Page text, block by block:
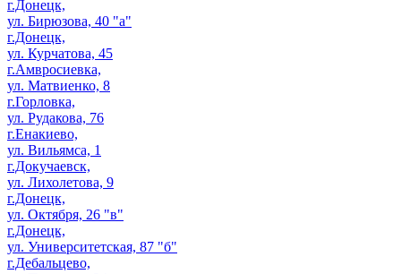
г.Донецк,
ул. Бирюзова, 40 "а"
г.Донецк,
ул. Курчатова, 45
г.Амвросиевка,
ул. Матвиенко, 8
г.Горловка,
ул. Рудакова, 76
г.Енакиево,
ул. Вильямса, 1
г.Докучаевск,
ул. Лихолетова, 9
г.Донецк,
ул. Октября, 26 "в"
г.Донецк,
ул. Университетская, 87 "б"
г.Дебальцево,